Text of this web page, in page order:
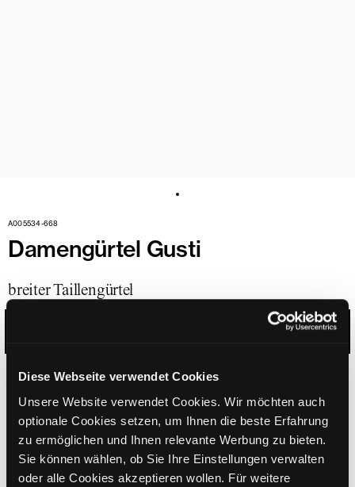
Diese Webseite verwendet Cookies
Unsere Website verwendet Cookies. Wir möchten auch
optionale Cookies setzen, um Ihnen die beste Erfahrung
zu ermöglichen und Ihnen relevante Werbung zu bieten.
Sie können wählen, ob Sie Ihre Einstellungen verwalten
oder alle Cookies akzeptieren wollen. Für weitere
A005534-668
Damengürtel Gusti
breiter Taillengürtel
GRÖSSE WÄHLEN
149,95 inkl. MwSt. / exkl. Versand
BITTE WÄHLEN SIE EINE GRÖSSE AUS